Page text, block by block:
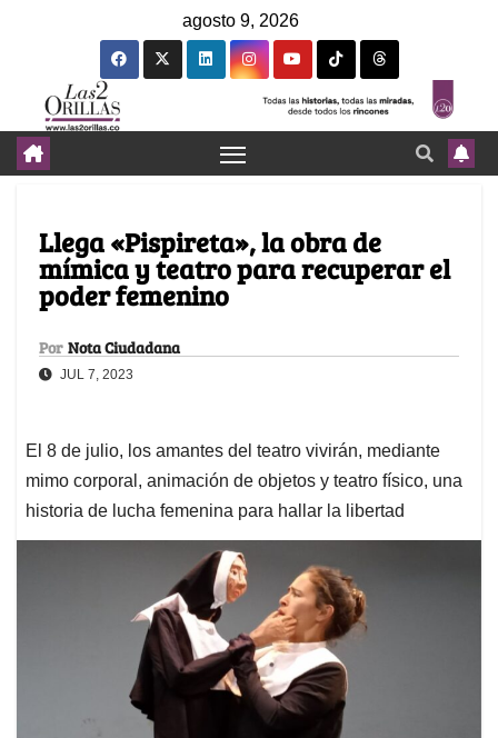
agosto 9, 2026
Llega «Pispireta», la obra de
mímica y teatro para recuperar el
poder femenino
Por Nota Ciudadana
JUL 7, 2023
El 8 de julio, los amantes del teatro vivirán, mediante
mimo corporal, animación de objetos y teatro físico, una
historia de lucha femenina para hallar la libertad